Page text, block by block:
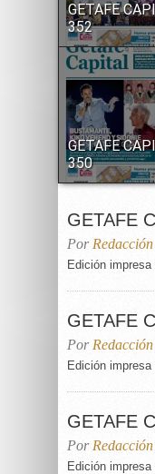
GETAFE
352
GETAFE
350
GETAFE
Por Redacción
Edición
GETAFE
Por Redacción
Edición
GETAFE
Por Redacción
Edición